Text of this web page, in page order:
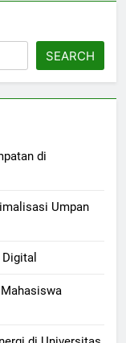
SEARCH
di
Umpan